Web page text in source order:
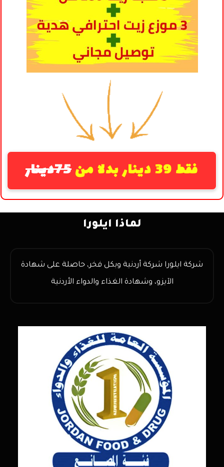
فقط 39 دينار بدلا من 75دينار
لماذا ايلورا
شركة ايلورا شركة أردنية وبكل فخر، حاصلة على شهادة
الآيزو، وشهادة الغذاء والدواء الأردنية